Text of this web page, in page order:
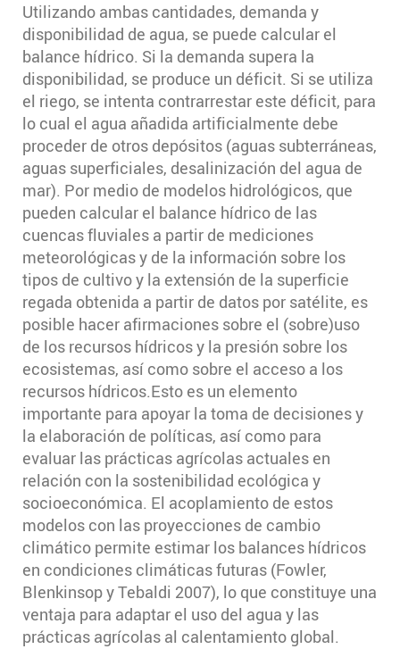
Utilizando ambas cantidades, demanda y
disponibilidad de agua, se puede calcular el
balance hídrico. Si la demanda supera la
disponibilidad, se produce un déficit. Si se utiliza
el riego, se intenta contrarrestar este déficit, para
lo cual el agua añadida artificialmente debe
proceder de otros depósitos (aguas subterráneas,
aguas superficiales, desalinización del agua de
mar). Por medio de modelos hidrológicos, que
pueden calcular el balance hídrico de las
cuencas fluviales a partir de mediciones
meteorológicas y de la información sobre los
tipos de cultivo y la extensión de la superficie
regada obtenida a partir de datos por satélite, es
posible hacer afirmaciones sobre el (sobre)uso
de los recursos hídricos y la presión sobre los
ecosistemas, así como sobre el acceso a los
recursos hídricos.Esto es un elemento
importante para apoyar la toma de decisiones y
la elaboración de políticas, así como para
evaluar las prácticas agrícolas actuales en
relación con la sostenibilidad ecológica y
socioeconómica. El acoplamiento de estos
modelos con las proyecciones de cambio
climático permite estimar los balances hídricos
en condiciones climáticas futuras (Fowler,
Blenkinsop y Tebaldi 2007), lo que constituye una
ventaja para adaptar el uso del agua y las
prácticas agrícolas al calentamiento global.